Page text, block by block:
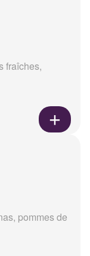
fraîches,
pommes de